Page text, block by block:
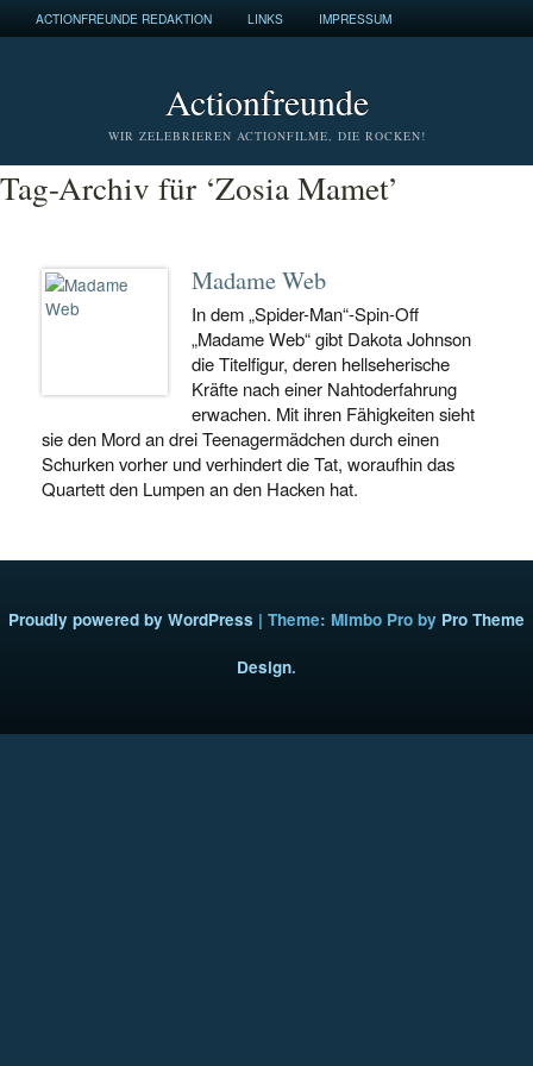
ACTIONFREUNDE REDAKTION LINKS IMPRESSUM
Actionfreunde
WIR ZELEBRIEREN ACTIONFILME, DIE ROCKEN!
Tag-Archiv für ‘Zosia Mamet’
Madame Web
In dem „Spider-Man“-Spin-Off
„Madame Web“ gibt Dakota Johnson
die Titelfigur, deren hellseherische
Kräfte nach einer Nahtoderfahrung
erwachen. Mit ihren Fähigkeiten sieht
sie den Mord an drei Teenagermädchen durch einen
Schurken vorher und verhindert die Tat, woraufhin das
Quartett den Lumpen an den Hacken hat.
Proudly powered by WordPress | Theme: Mimbo Pro by Pro Theme
Design.